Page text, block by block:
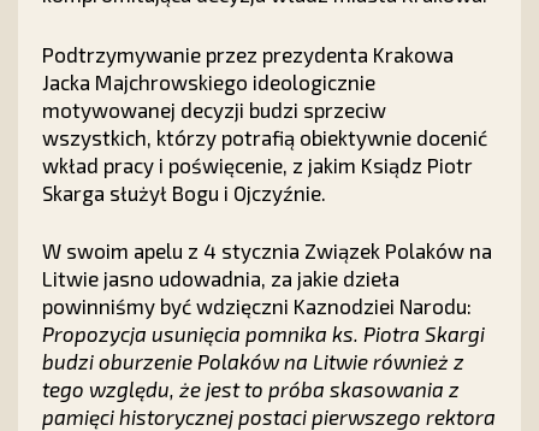
Podtrzymywanie przez prezydenta Krakowa
Jacka Majchrowskiego ideologicznie
motywowanej decyzji budzi sprzeciw
wszystkich, którzy potrafią obiektywnie docenić
wkład pracy i poświęcenie, z jakim Ksiądz Piotr
Skarga służył Bogu i Ojczyźnie.
W swoim apelu z 4 stycznia Związek Polaków na
Litwie jasno udowadnia, za jakie dzieła
powinniśmy być wdzięczni Kaznodziei Narodu:
Propozycja usunięcia pomnika ks. Piotra Skargi
budzi oburzenie Polaków na Litwie również z
tego względu, że jest to próba skasowania z
pamięci historycznej postaci pierwszego rektora